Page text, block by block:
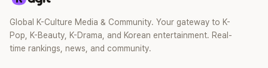
Global K-Culture Media & Community. Your gateway to K-
Pop, K-Beauty, K-Drama, and Korean entertainment. Real-
time rankings, news, and community.